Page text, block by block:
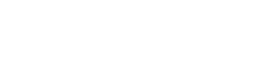
50 medium en 12cm
dubbeldoek stof. Tegen